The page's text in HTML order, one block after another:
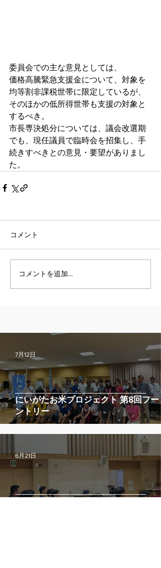
委員会での主な意見としては、
価格高騰緊急支援金について、対象を
均等割非課税世帯に限定しているが、
そのほかの低所得世帯も支援の対象と
するべき。
市長専決処分については、議会改選期
でも、現任議員で臨時会を招集し、手
続きすべきとの意見・要望がありまし
た。
コメント
コメントを追加…
にいがたお米プロジェクト 第8回フー
ントリー
7月12日
6月21日